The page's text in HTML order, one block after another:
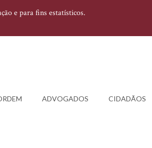
e para fins estatísticos.
ADVOGADOS CIDADÃOS